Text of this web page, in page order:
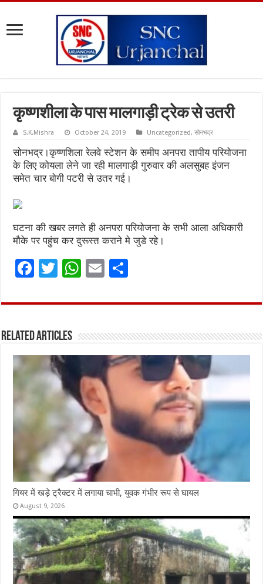
कृष्णशीला के पास मालगाड़ी ट्रेक से उतरी
S.K.Mishra October 24, 2019 Uncategorized,सोनभद्र
सोनभद्र।कृष्णशिला रेलवे स्टेशन के समीप अनपरा तापीय परियोजना
के लिए कोयला लेने जा रही मालगाड़ी गुरुवार की अलसुबह इंजन
समेत चार बोगी पटरी से उतर गई।
घटना की खबर लगते ही अनपरा परियोजना के सभी आला अधिकारी
मौके पर पहुंच कर दुरूस्त कराने मे जुडे रहे।
F
ce
o
o
k
T
it
r
W
at
A
p
p
E
ai ar
Related Articles
गियर में खड़े ट्रैक्टर में लगाया चाभी, युवक गंभीर रूप से घायल
August 9, 2026